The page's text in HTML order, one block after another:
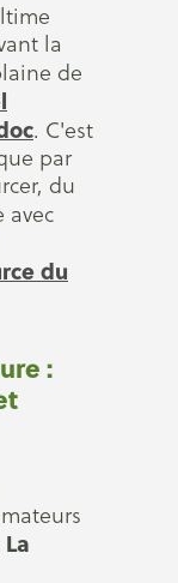
la
de
. C'est
par
du
avec
du
:
La